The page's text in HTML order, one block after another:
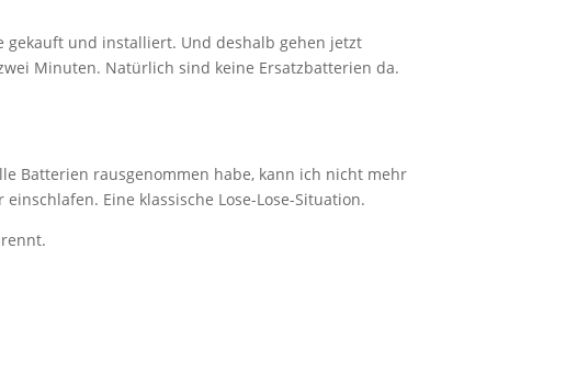
gekauft und installiert. Und deshalb gehen jetzt
Minuten. Natürlich sind keine Ersatzbatterien da.
Batterien rausgenommen habe, kann ich nicht mehr
Eine klassische Lose-Lose-Situation.